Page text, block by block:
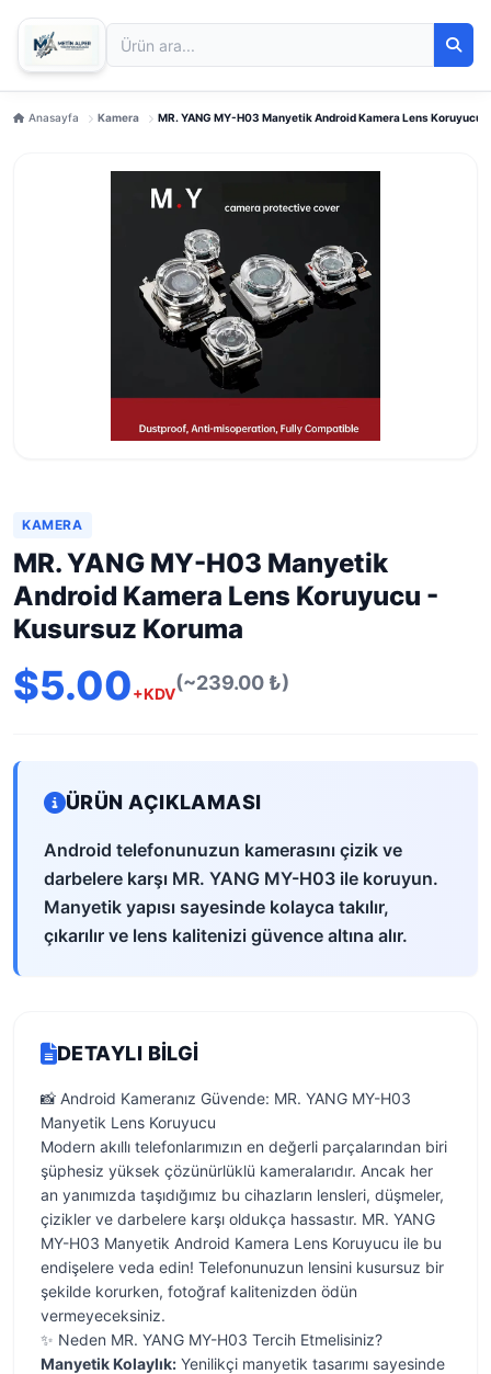
Anasayfa Kamera MR. YANG MY-H03 Manyetik Android Kamera Lens Koruyucu
KAMERA
MR. YANG MY-H03 Manyetik
Android Kamera Lens Koruyucu -
Kusursuz Koruma
$5.00+KDV(~239.00 ₺)
ÜRÜN AÇIKLAMASI
Android telefonunuzun kamerasını çizik ve
darbelere karşı MR. YANG MY-H03 ile koruyun.
Manyetik yapısı sayesinde kolayca takılır,
çıkarılır ve lens kalitenizi güvence altına alır.
DETAYLI BILGI
📸 Android Kameranız Güvende: MR. YANG MY-H03
Manyetik Lens Koruyucu
Modern akıllı telefonlarımızın en değerli parçalarından biri
şüphesiz yüksek çözünürlüklü kameralarıdır. Ancak her
an yanımızda taşıdığımız bu cihazların lensleri, düşmeler,
çizikler ve darbelere karşı oldukça hassastır. MR. YANG
MY-H03 Manyetik Android Kamera Lens Koruyucu ile bu
endişelere veda edin! Telefonunuzun lensini kusursuz bir
şekilde korurken, fotoğraf kalitenizden ödün
vermeyeceksiniz.
✨ Neden MR. YANG MY-H03 Tercih Etmelisiniz?
Manyetik Kolaylık: Yenilikçi manyetik tasarımı sayesinde